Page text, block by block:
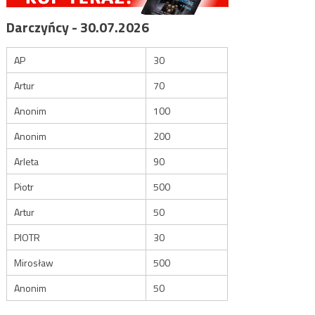
Darczyńcy - 30.07.2026
AP
30
Artur
70
Anonim
100
Anonim
200
Arleta
90
Piotr
500
Artur
50
PIOTR
30
Mirosław
500
Anonim
50